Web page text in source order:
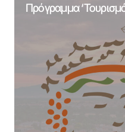
Πρόγραμμα